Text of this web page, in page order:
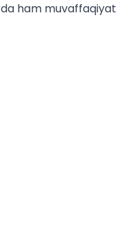
ham muvaffaqiyat